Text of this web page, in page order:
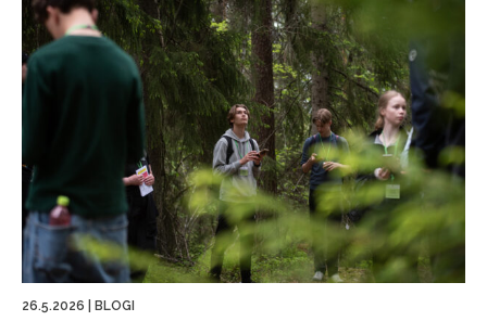
26.5.2026 BLOGI